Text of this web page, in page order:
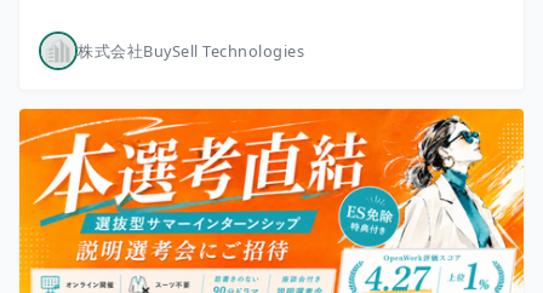
株式会社BuySell Technologies